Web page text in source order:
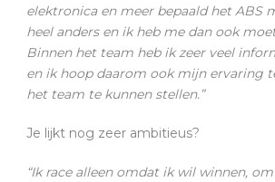
elektronica en meer bepaald het ABS
heel anders en ik heb me dan ook
Binnen het team heb ik zeer veel
en ik hoop daarom ook mijn ervaring
het team te kunnen stellen.”
Je lijkt nog zeer ambitieus?
“Ik race alleen omdat ik wil winnen,